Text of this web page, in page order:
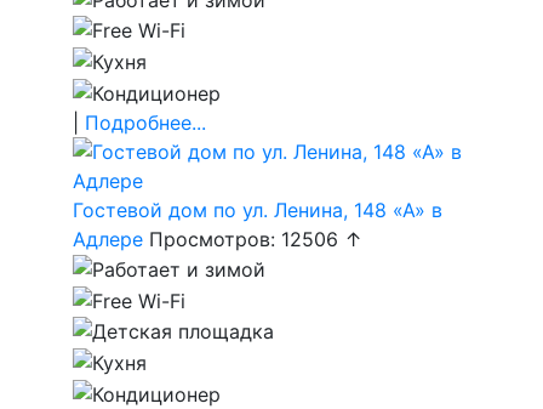
Подробнее...
Гостевой дом по ул. Ленина, 148 «А» в
Адлере Просмотров: 12506 ↑